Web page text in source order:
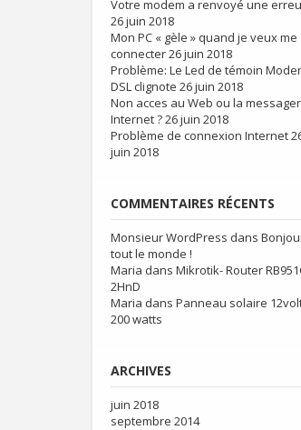
Votre modem a renvoyé une
26 juin 2018
Mon PC « gèle » quand je veux me
connecter26 juin 2018
Problème: Le Led de témoin
DSL clignote 26 juin 2018
Non acces au Web ou la
Internet ?26 juin 2018
Problème de connexion Internet
juin 2018
COMMENTAIRES RÉCENTS
Monsieur WordPress dans
tout le monde !
Maria dans Mikrotik- Router
2HnD
Maria dans Panneau solaire
200 watts
ARCHIVES
juin 2018
septembre 2014